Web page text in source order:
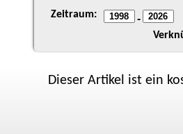
Zeitraum: -
Dieser Artikel ist ein